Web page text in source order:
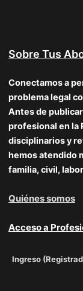
Sobre Tus
Conectamos a
problema legal
Antes de
profesional en la
disciplinarios y
hemos atendido
familia, civil,
Quiénes somos
Acceso a
Ingreso